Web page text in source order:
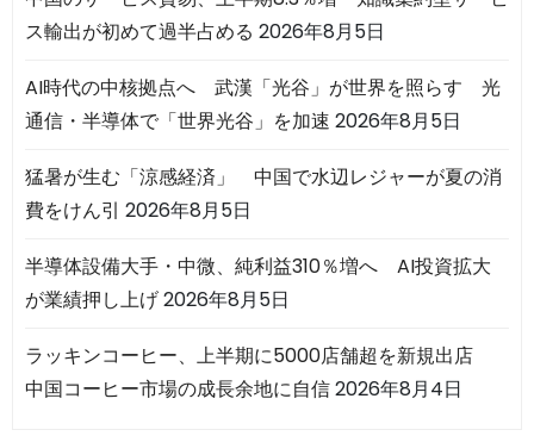
ス輸出が初めて過半占める 2026年8月5日
AI時代の中核拠点へ 武漢「光谷」が世界を照らす 光
通信・半導体で「世界光谷」を加速 2026年8月5日
猛暑が生む「涼感経済」 中国で水辺レジャーが夏の消
費をけん引 2026年8月5日
半導体設備大手・中微、純利益310％増へ AI投資拡大
が業績押し上げ2026年8月5日
ラッキンコーヒー、上半期に5000店舗超を新規出店
中国コーヒー市場の成長余地に自信2026年8月4日